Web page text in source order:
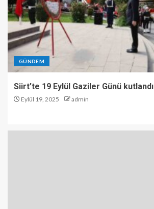
GÜNDEM
Siirt’te 19 Eylül Gaziler Günü kutlandı
Eylül 19, 2025 admin